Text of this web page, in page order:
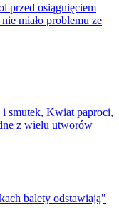
przed osiągnięciem
miało problemu ze
i smutek, Kwiat paproci,
z wielu utworów
balety odstawiają"